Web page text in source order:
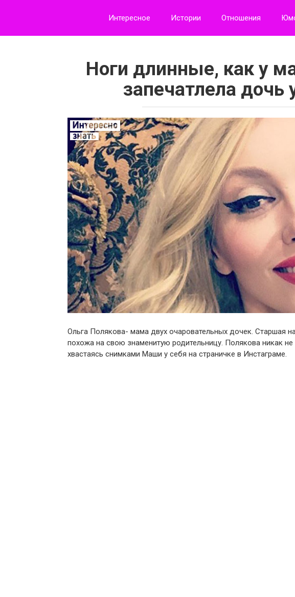
Интересное Истории Отношения
Ноги длинные, как у
запечатлела дочь
Ольга Полякова- мама двух очаровательных дочек. Старшая
похожа на свою знаменитую родительницу. Полякова никак
хвастаясь снимками Маши у себя на страничке в Инстаграме.